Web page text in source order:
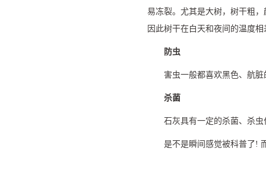
易冻裂。尤其是大树，树干粗
因此树干在白天和夜间的温度
防虫
害虫一般都喜欢黑色、航脏
杀菌
石灰具有一定的杀菌、杀
是不是瞬间感觉被科普了!